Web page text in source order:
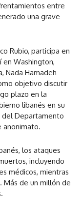
entre
una grave
Rubio, participa en
en Washington,
Nada Hamadeh
objetivo discutir
plazo en la
libanés en su
del Departamento
anonimato.
los ataques
incluyendo
médicos, mientras
Más de un millón de